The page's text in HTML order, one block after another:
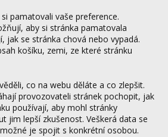
pamatovali vaše preference.
aby si stránka pamatovala
jak se stránka chová nebo vypadá.
košíku, zemi, ze které stránku
co na webu děláte a co zlepšit.
provozovateli stránek pochopit, jak
používají, aby mohl stránky
jim lepší zkušenost. Veškerá data se
je spojit s konkrétní osobou.